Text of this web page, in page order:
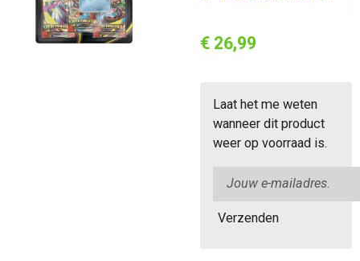
€ 26,99
Laat het me weten
wanneer dit product
weer op voorraad is.
Verzenden